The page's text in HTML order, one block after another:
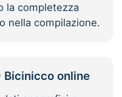
la completezza
nella compilazione.
Bicinicco online